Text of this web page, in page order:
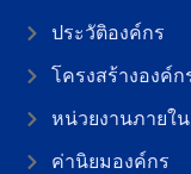
ประวัติองค์กร
โครงสร้างองค์ก
หน่วยงานภายใน
ค่านิยมองค์กร